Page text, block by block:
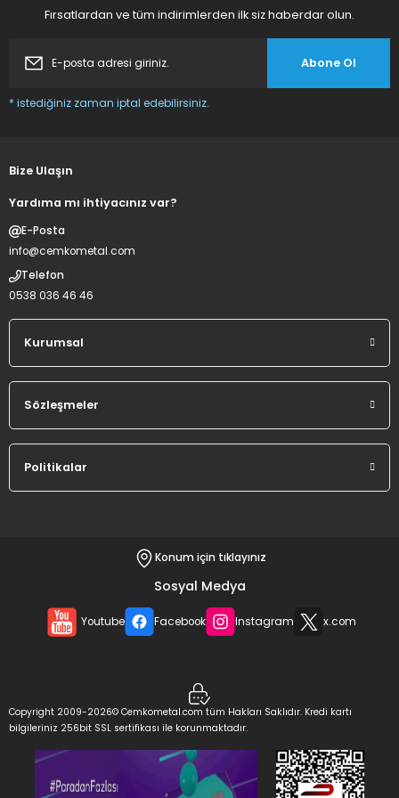
Gönder
Yeni
%20 İNDİRİM
45.279,38 TL
36.223,50 TL
Fırsatlardan ve tüm indirimlerden ilk siz haberdar olun.
Abone Ol
* istediğiniz zaman iptal edebilirsiniz.
Bize Ulaşın
Yardıma mı ihtiyacınız var?
E-Posta
info@cemkometal.com
Telefon
0538 036 46 46
Kurumsal
Sözleşmeler
Politikalar
Konum için tıklayınız
Sosyal Medya
Youtube Facebook Instagram x.com
Copyright 2009-2026© Cemkometal.com tüm Hakları Saklıdır. Kredi kartı
bilgileriniz 256bit SSL sertifikası ile korunmaktadır.